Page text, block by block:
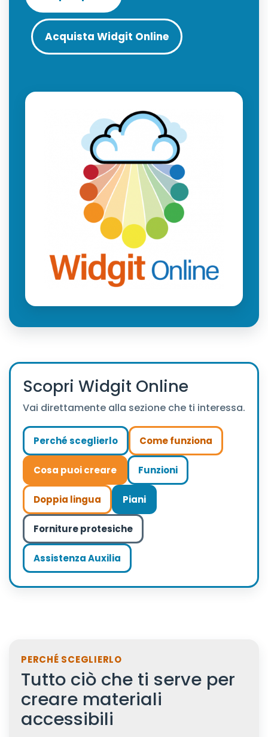
Acquista Widgit Online
Scopri Widgit Online
Vai direttamente alla sezione che ti interessa.
Perché sceglierlo Come funziona
Cosa puoi creare Funzioni
Doppia lingua Piani
Forniture protesiche
Assistenza Auxilia
PERCHÉ SCEGLIERLO
Tutto ciò che ti serve per
creare materiali
accessibili